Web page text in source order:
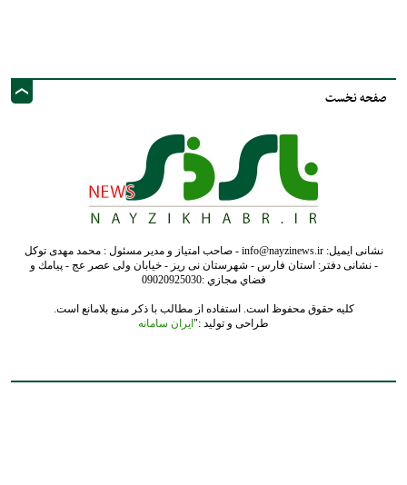
صفحه نخست
نشانی ایمیل: info@nayzinews.ir - صاحب امتیاز و مدیر مسئول : محمد مهدی توکل
- نشانی دفتر: استان فارس - شهرستان نی ریز - خیابان ولی عصر عج - پيامك و
فضاي مجازي :09020925030
کلیه حقوق محفوظ است. استفاده از مطالب با ذکر منبع بلامانع است.
طراحی و تولید :"ایران سامانه